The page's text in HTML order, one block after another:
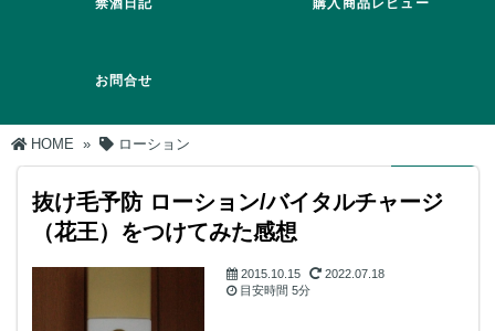
禁酒日記 購入商品レビュー
お問合せ
HOME » ローション
抜け毛予防 ローション/バイタルチャージ
（花王）をつけてみた感想
2015.10.15
2022.07.18
目安時間 5分